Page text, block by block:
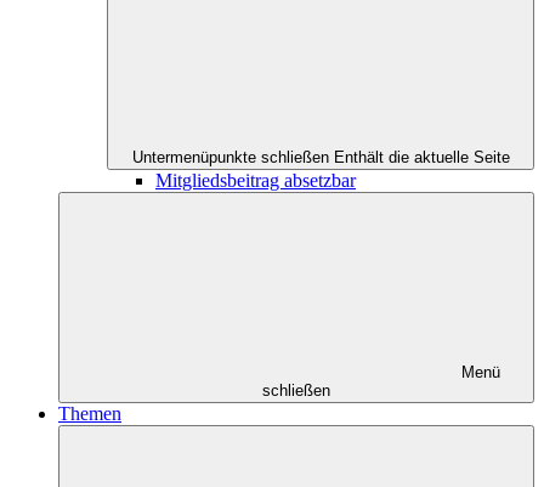
Untermenüpunkte schließen Enthält die aktuelle Seite
Mitgliedsbeitrag absetzbar
Menü
schließen
Themen